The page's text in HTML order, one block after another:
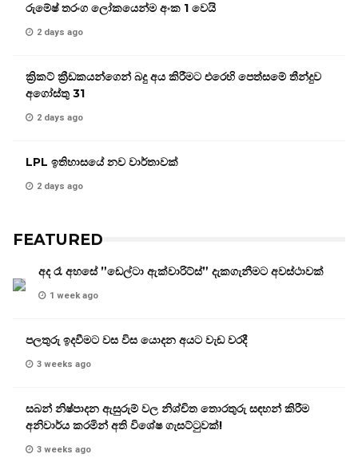
රුමේෂ් තරංග ලෝකයෙන්ම අංක 1 වෙයි
2 days ago
ක්‍රිකට් ක්‍රීඩකයන්ගෙන් බදු අය කිරීමට එරෙහි පෙත්සමේ තීන්දුව
අගෝස්තු 31
2 days ago
LPL ඉතිහාසයේ නව වාර්තාවක්
2 days ago
FEATURED
අද රෑ අහසේ ”ඩෙල්ටා ඇක්වාරිට්ස්” දැකගැනීමට අවස්ථාවක්
1 week ago
පලතුරු ඉදවීමට වස විස යොදන අයට වැඩ වරදී
3 weeks ago
සබන් නිෂ්පාදන ඇසුරුම් වල නිශ්චිත තොරතුරු සඳහන් කිරීම
අනිවාර්ය කරමින් අති විශේෂ ගැසට්ටුවක්!
3 weeks ago